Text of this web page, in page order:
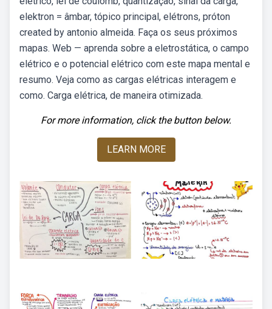
elektron = âmbar, tópico principal, elétrons, próton
created by antonio almeida. Faça os seus próximos
mapas. Web — aprenda sobre a eletrostática, o campo
elétrico e o potencial elétrico com este mapa mental e
resumo. Veja como as cargas elétricas interagem e
como. Carga elétrica, de maneira otimizada.
For more information, click the button below.
LEARN MORE